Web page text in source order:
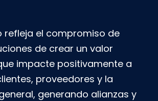
refleja el compromiso de
de crear un valor
impacte positivamente a
proveedores y la
generando alianzas y